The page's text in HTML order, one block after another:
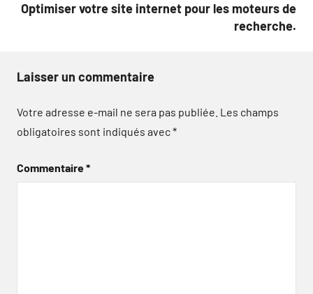
Optimiser votre site internet pour les moteurs de
recherche.
Laisser un commentaire
Votre adresse e-mail ne sera pas publiée. Les champs
obligatoires sont indiqués avec*
Commentaire*